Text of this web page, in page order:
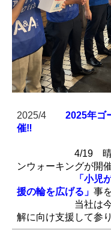
2025/4
2025年ゴ
催‼
4/19 晴
ンウォーキングが開
「小児
援の輪を広げる」 事
当社は
解に向け支援して参